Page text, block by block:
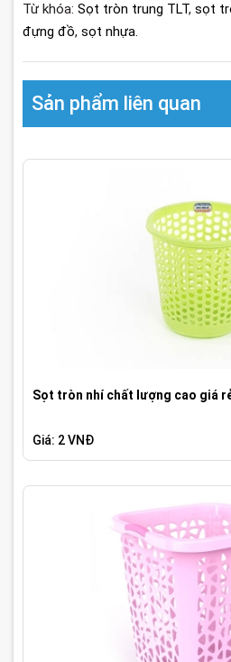
Từ khóa: Sọt tròn trung TLT, sọt
đựng đồ, sọt nhựa.
Sản phẩm liên quan
Sọt tròn nhí chất lượng cao giá
Giá: 2 VNĐ